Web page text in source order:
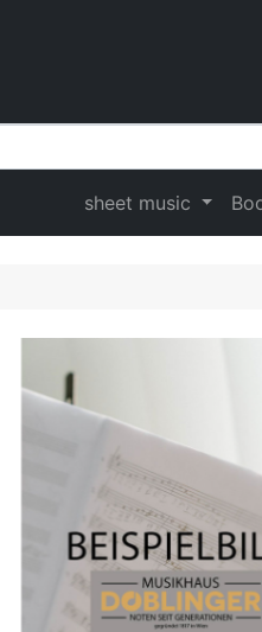
sheet music